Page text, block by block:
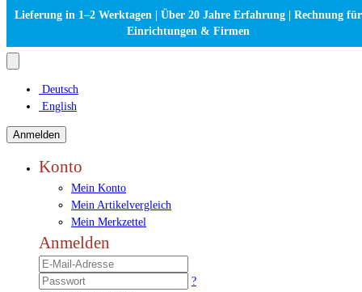
Deutsch
English
Anmelden
Konto
Mein Konto
Mein Artikelvergleich
Mein Merkzettel
Anmelden
?
Lieferung in 1–2 Werktagen | Über 20 Jahre Erfahrung | Rechnung für
Einrichtungen & Firmen